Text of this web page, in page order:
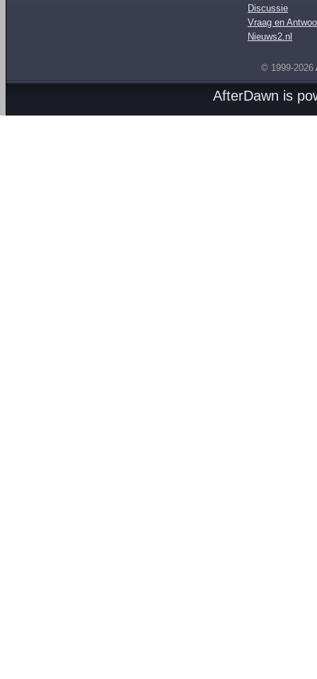
Discussie
Vraag en
Nieuws2.nl
© 1999-2026
AfterDawn is